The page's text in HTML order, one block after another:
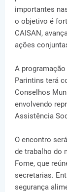
importantes
o objetivo é
CAISAN,
ações
A
Parintins terá
Conselhos
envolvendo
Assistência
O encontro
de trabalho do
Fome, que
secretarias.
segurança